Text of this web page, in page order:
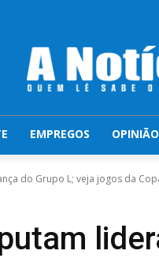
EMPREGOS OPINIÃO
do Grupo L; veja jogos da